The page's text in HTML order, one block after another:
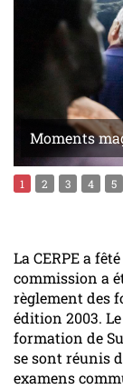
Moments
1 2 3 4 5
La CERPE a
commission a
règlement des
édition 2003.
formation de
se sont réunis
examens